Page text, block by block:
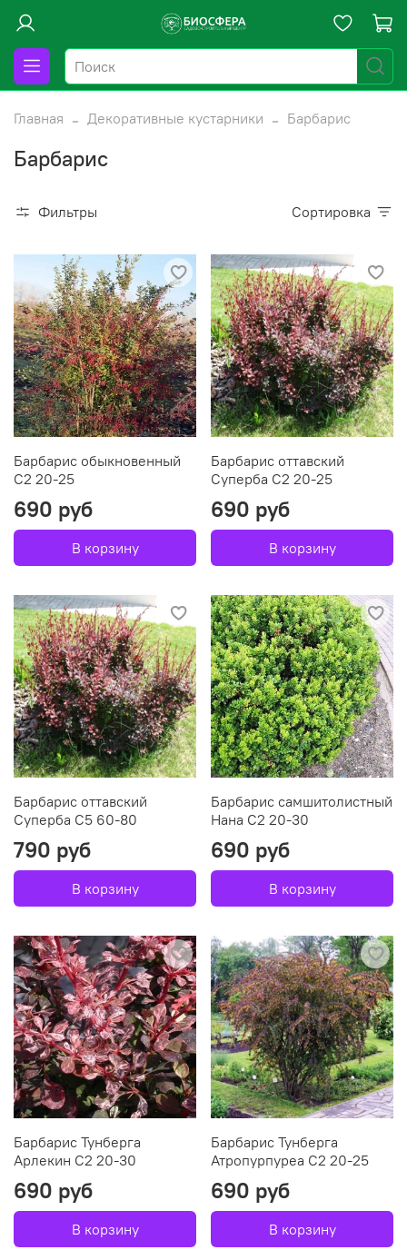
Главная Декоративные кустарники Барбарис
Барбарис
Фильтры Сортировка
Барбарис обыкновенный
С2 20-25
690 руб
В корзину
Барбарис оттавский
Суперба C2 20-25
690 руб
В корзину
Барбарис оттавский
Суперба С5 60-80
790 руб
В корзину
Барбарис самшитолистный
Нана С2 20-30
690 руб
В корзину
Барбарис Тунберга
Арлекин C2 20-30
690 руб
В корзину
Барбарис Тунберга
Атропурпуреа C2 20-25
690 руб
В корзину